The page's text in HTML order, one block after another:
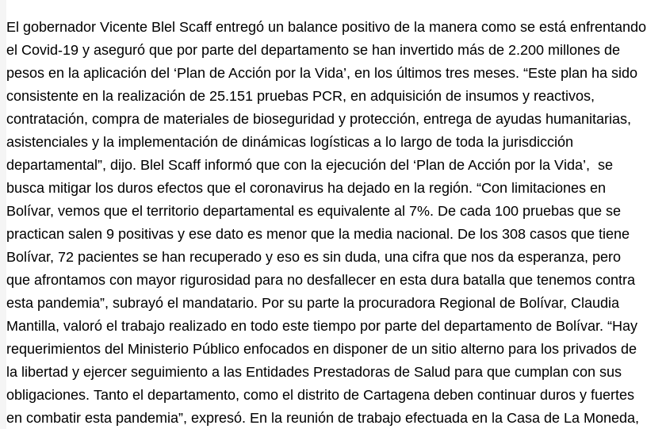
El gobernador Vicente Blel Scaff entregó un balance positivo de la manera como se está enfrentando
el Covid-19 y aseguró que por parte del departamento se han invertido más de 2.200 millones de
pesos en la aplicación del ‘Plan de Acción por la Vida’, en los últimos tres meses. “Este plan ha sido
consistente en la realización de 25.151 pruebas PCR, en adquisición de insumos y reactivos,
contratación, compra de materiales de bioseguridad y protección, entrega de ayudas humanitarias,
asistenciales y la implementación de dinámicas logísticas a lo largo de toda la jurisdicción
departamental”, dijo. Blel Scaff informó que con la ejecución del ‘Plan de Acción por la Vida’, se
busca mitigar los duros efectos que el coronavirus ha dejado en la región. “Con limitaciones en
Bolívar, vemos que el territorio departamental es equivalente al 7%. De cada 100 pruebas que se
practican salen 9 positivas y ese dato es menor que la media nacional. De los 308 casos que tiene
Bolívar, 72 pacientes se han recuperado y eso es sin duda, una cifra que nos da esperanza, pero
que afrontamos con mayor rigurosidad para no desfallecer en esta dura batalla que tenemos contra
esta pandemia”, subrayó el mandatario. Por su parte la procuradora Regional de Bolívar, Claudia
Mantilla, valoró el trabajo realizado en todo este tiempo por parte del departamento de Bolívar. “Hay
requerimientos del Ministerio Público enfocados en disponer de un sitio alterno para los privados de
la libertad y ejercer seguimiento a las Entidades Prestadoras de Salud para que cumplan con sus
obligaciones. Tanto el departamento, como el distrito de Cartagena deben continuar duros y fuertes
en combatir esta pandemia”, expresó. En la reunión de trabajo efectuada en la Casa de La Moneda,